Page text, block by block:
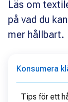
Läs om
på vad du
mer hållbart.
Konsumera
Tips för ett